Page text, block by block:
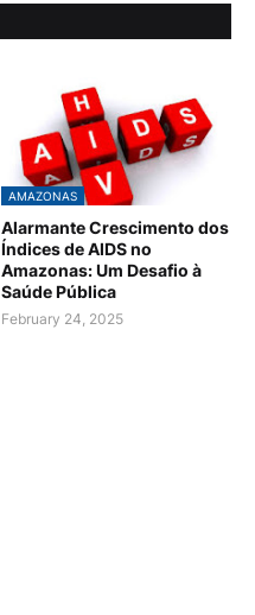
AMAZONAS
Alarmante Crescimento dos
Índices de AIDS no
Amazonas: Um Desafio à
Saúde Pública
February 24, 2025